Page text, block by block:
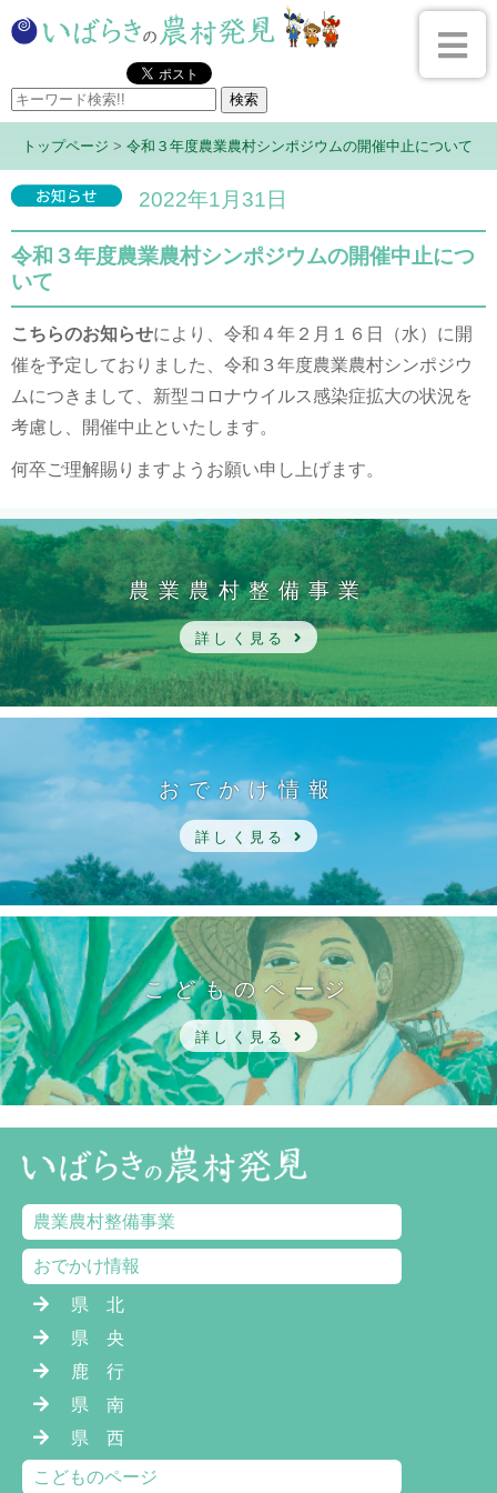
トップページ > 令和３年度農業農村シンポジウムの開催中止について
2022年1月31日
令和３年度農業農村シンポジウムの開催中止につ
いて
こちらのお知らせにより、令和４年２月１６日（水）に開
催を予定しておりました、令和３年度農業農村シンポジウ
ムにつきまして、新型コロナウイルス感染症拡大の状況を
考慮し、開催中止といたします。
何卒ご理解賜りますようお願い申し上げます。
農業農村整備事業
詳しく見る
おでかけ情報
詳しく見る
こどものページ
詳しく見る
農業農村整備事業
おでかけ情報
県 北
県 央
鹿 行
県 南
県 西
こどものページ